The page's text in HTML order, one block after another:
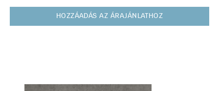
HOZZÁADÁS AZ ÁRAJÁNLATHOZ